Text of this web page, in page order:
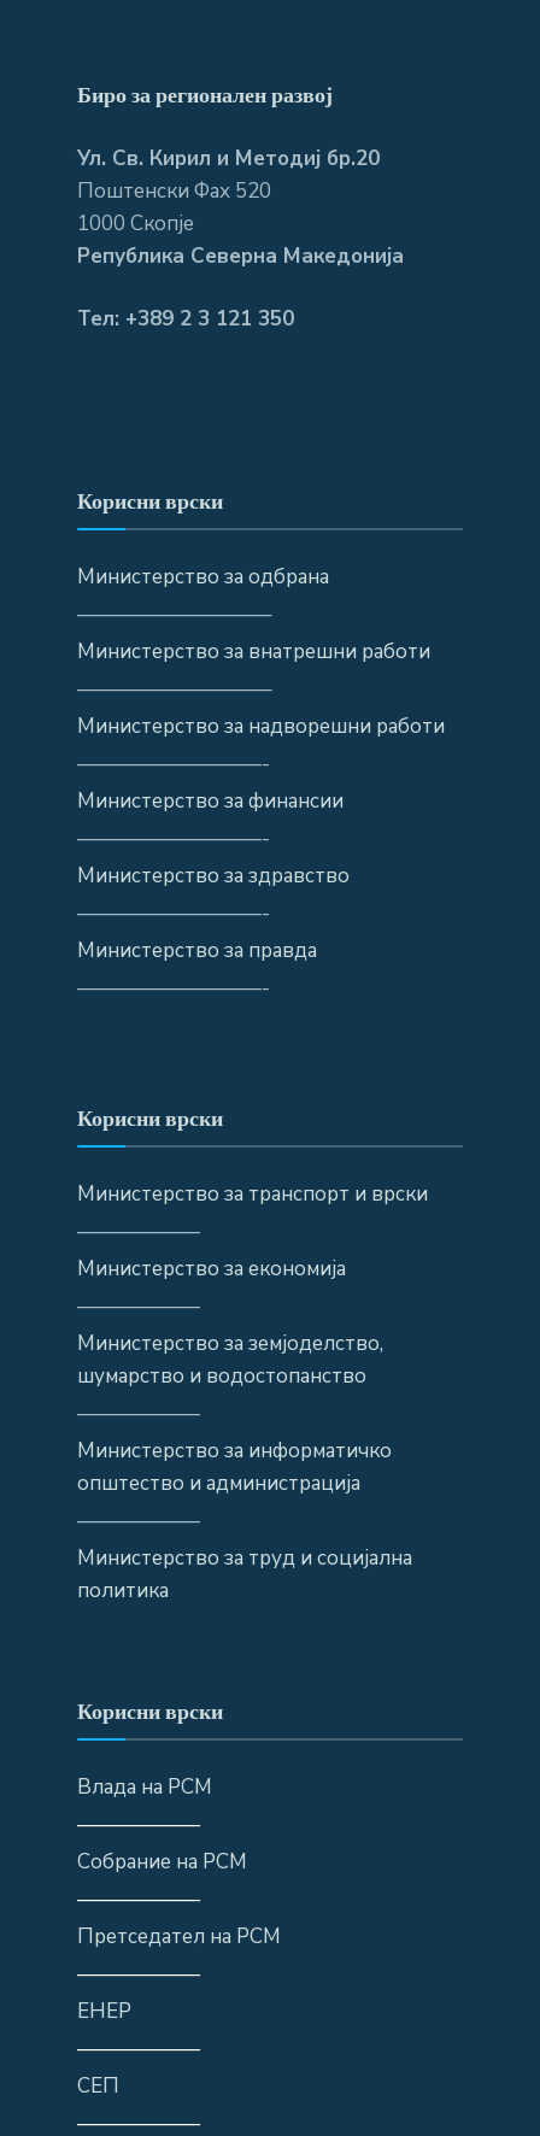
Биро за регионален развој
Ул. Св. Кирил и Методиј бр.20
Поштенски Фах 520
1000 Скопје
Република Северна Македонија
Тел: +389 2 3 121 350
Корисни врски
Министерство за одбрана
—————————–
Министерство за внатрешни работи
—————————–
Министерство за надворешни работи
—————————-
Министерство за финансии
—————————-
Министерство за здравство
—————————-
Министерство за правда
—————————-
Корисни врски
Министерство за транспорт и врски
——————
Министерство за економија
——————
Министерство за земјоделство,
шумарство и водостопанство
——————
Министерство за информатичко
општество и администрација
——————
Министерство за труд и социјална
политика
Корисни врски
Влада на РСМ
——————
Собрание на РСМ
——————
Претседател на РСМ
——————
ЕНЕР
——————
СЕП
——————